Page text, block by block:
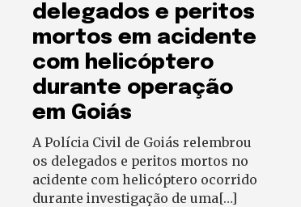
delegados e peritos
mortos em acidente
com helicóptero
durante operação
em Goiás
A Polícia Civil de Goiás relembrou
os delegados e peritos mortos no
acidente com helicóptero ocorrido
durante investigação de uma[…]